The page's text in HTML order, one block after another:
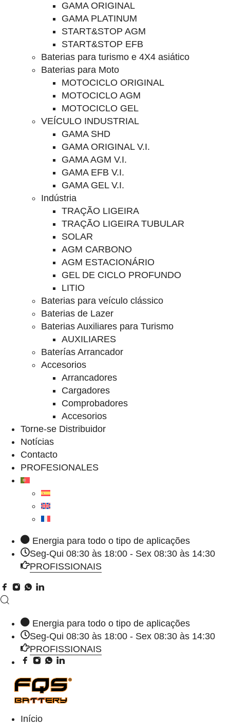
GAMA ORIGINAL
GAMA PLATINUM
START&STOP AGM
START&STOP EFB
Baterias para turismo e 4X4 asiático
Baterias para Moto
MOTOCICLO ORIGINAL
MOTOCICLO AGM
MOTOCICLO GEL
VEÍCULO INDUSTRIAL
GAMA SHD
GAMA ORIGINAL V.I.
GAMA AGM V.I.
GAMA EFB V.I.
GAMA GEL V.I.
Indústria
TRAÇÃO LIGEIRA
TRAÇÃO LIGEIRA TUBULAR
SOLAR
AGM CARBONO
AGM ESTACIONÁRIO
GEL DE CICLO PROFUNDO
LITIO
Baterias para veículo clássico
Baterias de Lazer
Baterias Auxiliares para Turismo
AUXILIARES
Baterías Arrancador
Accesorios
Arrancadores
Cargadores
Comprobadores
Accesorios
Torne-se Distribuidor
Notícias
Contacto
PROFESIONALES
Energia para todo o tipo de aplicações
Seg-Qui 08:30 às 18:00 - Sex 08:30 às 14:30
PROFISSIONAIS
Energia para todo o tipo de aplicações
Seg-Qui 08:30 às 18:00 - Sex 08:30 às 14:30
PROFISSIONAIS
Início